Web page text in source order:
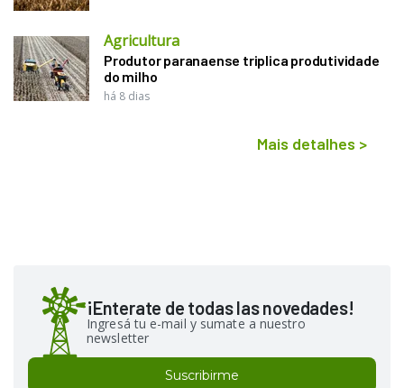
Agricultura
Produtor paranaense triplica produtividade
do milho
há 8 dias
Mais detalhes >
¡Enterate de todas las novedades!
Ingresá tu e-mail y sumate a nuestro
newsletter
Suscribirme